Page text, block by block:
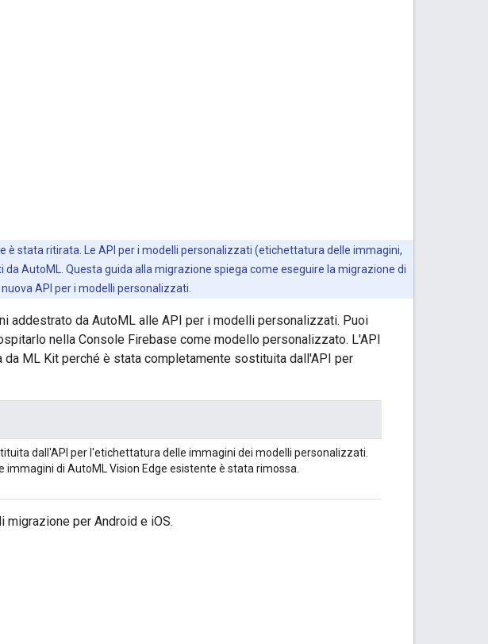
è stata ritirata. Le API per i modelli personalizzati (etichettatura delle immagini,
AutoML. Questa guida alla migrazione spiega come eseguire la migrazione di
API per i modelli personalizzati.
addestrato da AutoML alle API per i modelli personalizzati. Puoi
nella Console Firebase come modello personalizzato. L'API
ML Kit perché è stata completamente sostituita dall'API per
dall'API per l'etichettatura delle immagini dei modelli personalizzati.
immagini di AutoML Vision Edge esistente è stata rimossa.
migrazione per Android e iOS.